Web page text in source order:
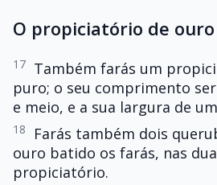
O propiciatório de
17 Também farás um
puro; o seu comprimento
e meio, e a sua largura de
18
Farás também dois
ouro batido os farás, nas
propiciatório.